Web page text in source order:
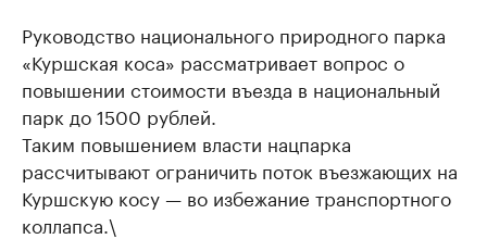
Руководство национального природного парка
«Куршская коса» рассматривает вопрос о
повышении стоимости въезда в национальный
парк до 1500 рублей.
Таким повышением власти нацпарка
рассчитывают ограничить поток въезжающих на
Куршскую косу — во избежание транспортного
коллапса.\